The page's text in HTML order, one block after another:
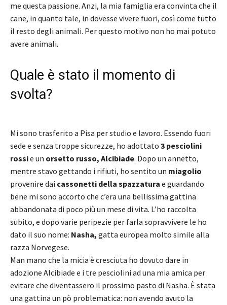
me questa passione. Anzi, la mia famiglia era convinta che il
cane, in quanto tale, in dovesse vivere fuori, così come tutto
il resto degli animali. Per questo motivo non ho mai potuto
avere animali.
Quale è stato il momento di
svolta?
Mi sono trasferito a Pisa per studio e lavoro. Essendo fuori
sede e senza troppe sicurezze, ho adottato 3 pesciolini
rossie un orsetto russo, Alcibiade. Dopo un annetto,
mentre stavo gettando i rifiuti, ho sentito un miagolio
provenire dai cassonetti della spazzatura e guardando
bene mi sono accorto che c’era una bellissima gattina
abbandonata di poco più un mese di vita. L’ho raccolta
subito, e dopo varie peripezie per farla sopravvivere le ho
dato il suo nome: Nasha, gatta europea molto simile alla
razza Norvegese.
Man mano che la micia è cresciuta ho dovuto dare in
adozione Alcibiade e i tre pesciolini ad una mia amica per
evitare che diventassero il prossimo pasto di Nasha. È stata
una gattina un pò problematica: non avendo avuto la